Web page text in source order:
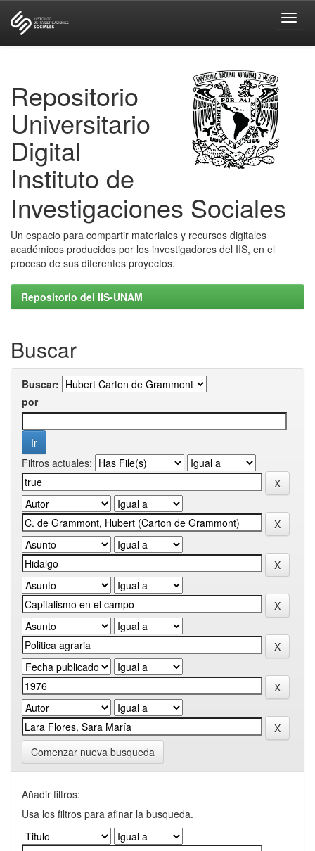
Repositorio
Universitario
Digital
Instituto de
Investigaciones Sociales
Un espacio para compartir materiales y recursos digitales
académicos producidos por los investigadores del IIS, en el
proceso de sus diferentes proyectos.
Repositorio del IIS-UNAM
Buscar
Buscar:
por
Filtros actuales:
Comenzar nueva busqueda
Añadir filtros:
Usa los filtros para afinar la busqueda.